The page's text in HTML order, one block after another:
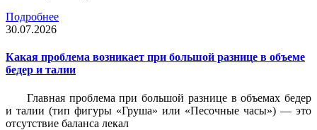
Подробнее
30.07.2026
Какая проблема возникает при большой разнице в объеме
бедер и талии
Главная проблема при большой разнице в объемах бедер
и талии (тип фигуры «Груша» или «Песочные часы») — это
отсутствие баланса лекал